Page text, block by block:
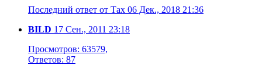
Последний ответ от Тах 06 Дек., 2018 21:36
BILD 17 Сен., 2011 23:18
Просмотров: 63579,
Ответов: 87